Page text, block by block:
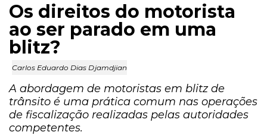
Os direitos do motorista
ao ser parado em uma
blitz?
Carlos Eduardo Dias Djamdjian
A abordagem de motoristas em blitz de
trânsito é uma prática comum nas operações
de fiscalização realizadas pelas autoridades
competentes.